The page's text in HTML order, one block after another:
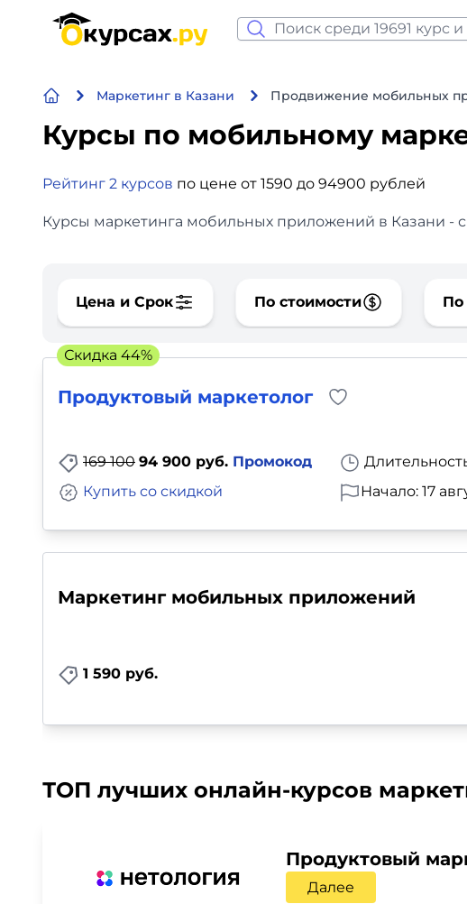
Маркетинг в Казани Продвижение мобильных
Курсы по мобильному
Рейтинг 2 курсов по цене от 1590 до 94900 рублей
Курсы маркетинга мобильных приложений в Казани -
Цена и Срок По стоимости По
Продуктовый маркетолог
169 100 94 900 руб. Промокод
Купить со скидкой
Начало: 17
Скидка 44%
Маркетинг мобильных приложений
1 590 руб.
ТОП лучших онлайн-курсов
Продуктовый
Далее
Программирование
Бизнес и финансы
Дизайн
Видео, фото, аудио
Маркетинг
Иностранный язык
Красота, здоровье, фитнес
Психология и саморазвитие
Тесты на профориентацию